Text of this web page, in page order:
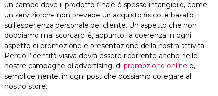
un campo dove il prodotto finale è spesso intangibile, come
un servizio che non prevede un acquisto fisico, e basato
sull’esperienza personale del cliente. Un aspetto che non
dobbiamo mai scordarci è, appunto, la coerenza in ogni
aspetto di promozione e presentazione della nostra attività.
Perciò l’identità visiva dovrà essere ricorrente anche nelle
nostre campagne di advertising, di promozione online o,
semplicemente, in ogni post che possiamo collegare al
nostro store.